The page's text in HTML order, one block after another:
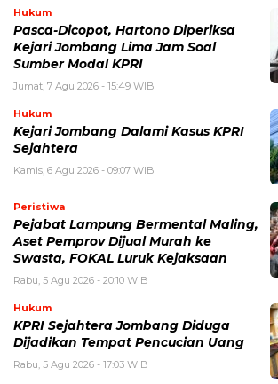
Hukum
Pasca-Dicopot, Hartono Diperiksa
Kejari Jombang Lima Jam Soal
Sumber Modal KPRI
Jumat, 7 Agu 2026 - 15:49 WIB
Hukum
Kejari Jombang Dalami Kasus KPRI
Sejahtera
Kamis, 6 Agu 2026 - 09:07 WIB
Peristiwa
Pejabat Lampung Bermental Maling,
Aset Pemprov Dijual Murah ke
Swasta, FOKAL Luruk Kejaksaan
Rabu, 5 Agu 2026 - 20:10 WIB
Hukum
KPRI Sejahtera Jombang Diduga
Dijadikan Tempat Pencucian Uang
Rabu, 5 Agu 2026 - 17:03 WIB